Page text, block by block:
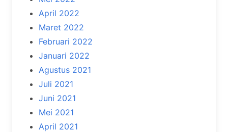
April 2022
Maret 2022
Februari 2022
Januari 2022
Agustus 2021
Juli 2021
Juni 2021
Mei 2021
April 2021